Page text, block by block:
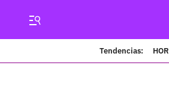
Tendencias: